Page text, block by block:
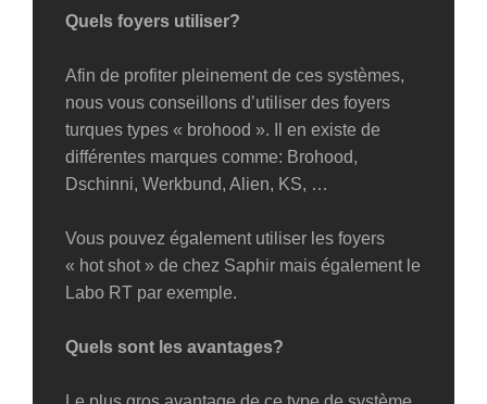
Quels foyers utiliser?
Afin de profiter pleinement de ces systèmes,
nous vous conseillons d’utiliser des foyers
turques types « brohood ». Il en existe de
différentes marques comme: Brohood,
Dschinni, Werkbund, Alien, KS, …
Vous pouvez également utiliser les foyers
« hot shot » de chez Saphir mais également le
Labo RT par exemple.
Quels sont les avantages?